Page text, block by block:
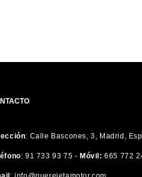
: Calle Bascones, 3, Madrid,
: 91 733 93 75 -Móvil: 665 772